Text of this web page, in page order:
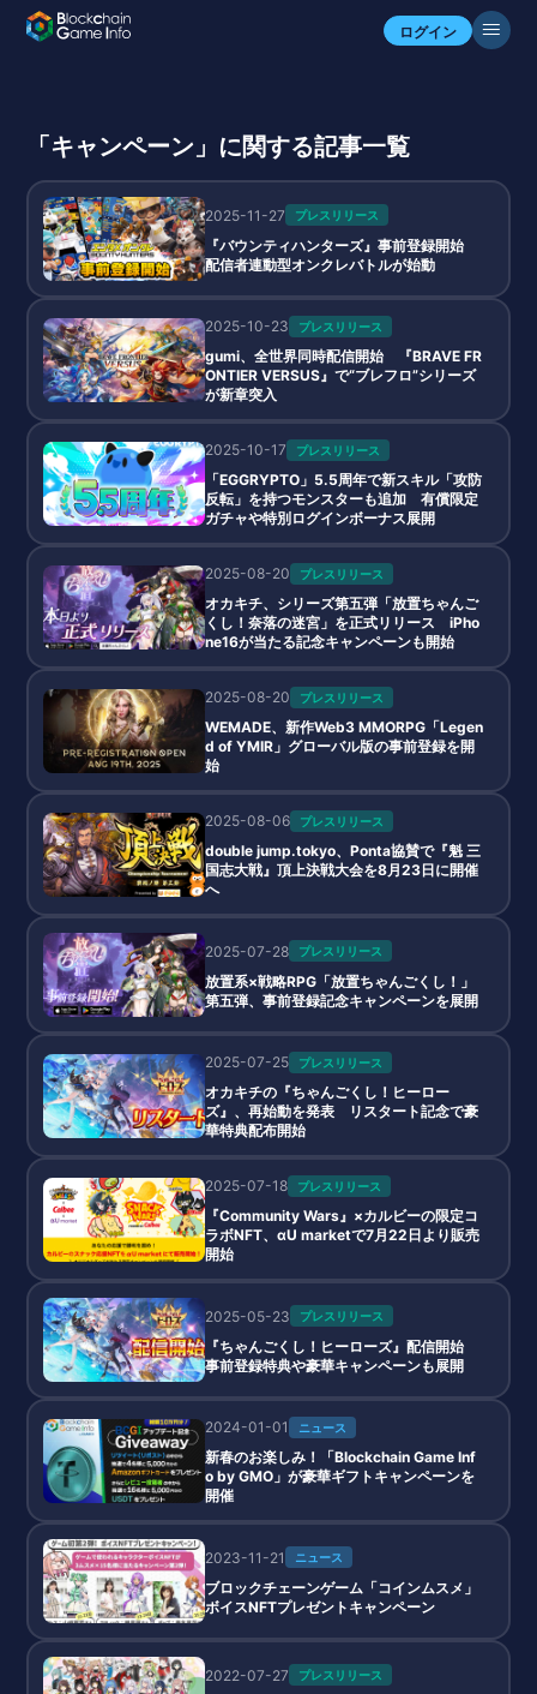
ログイン
「キャンペーン」に関する記事一覧
2025-11-27 プレスリリース
『バウンティハンターズ』事前登録開始
配信者連動型オンクレバトルが始動
2025-10-23 プレスリリース
gumi、全世界同時配信開始 『BRAVE FR
ONTIER VERSUS』で“ブレフロ”シリーズ
が新章突入
2025-10-17 プレスリリース
「EGGRYPTO」5.5周年で新スキル「攻防
反転」を持つモンスターも追加 有償限定
ガチャや特別ログインボーナス展開
2025-08-20 プレスリリース
オカキチ、シリーズ第五弾「放置ちゃんご
くし！奈落の迷宮」を正式リリース iPho
ne16が当たる記念キャンペーンも開始
2025-08-20 プレスリリース
WEMADE、新作Web3 MMORPG「Legen
d of YMIR」グローバル版の事前登録を開
始
2025-08-06 プレスリリース
double jump.tokyo、Ponta協賛で『魁 三
国志大戦』頂上決戦大会を8月23日に開催
へ
2025-07-28 プレスリリース
放置系×戦略RPG「放置ちゃんごくし！」
第五弾、事前登録記念キャンペーンを展開
2025-07-25 プレスリリース
オカキチの『ちゃんごくし！ヒーロー
ズ』、再始動を発表 リスタート記念で豪
華特典配布開始
2025-07-18 プレスリリース
『Community Wars』×カルビーの限定コ
ラボNFT、αU marketで7月22日より販売
開始
2025-05-23 プレスリリース
『ちゃんごくし！ヒーローズ』配信開始
事前登録特典や豪華キャンペーンも展開
2024-01-01 ニュース
新春のお楽しみ！「Blockchain Game Inf
o by GMO」が豪華ギフトキャンペーンを
開催
2023-11-21 ニュース
ブロックチェーンゲーム「コインムスメ」
ボイスNFTプレゼントキャンペーン
2022-07-27 プレスリリース